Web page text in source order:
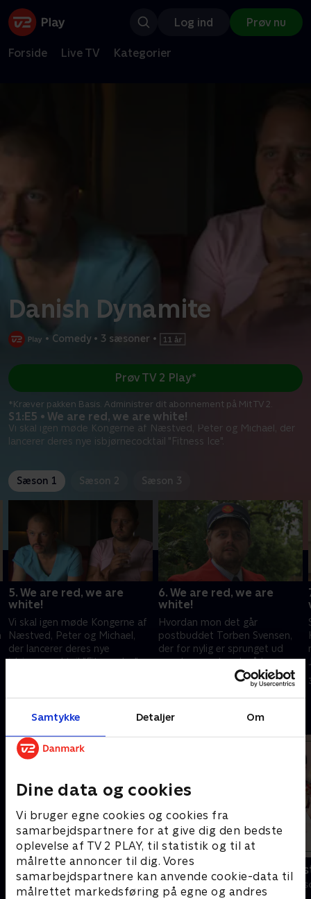
Samtykke Detaljer Om
Dine data og cookies
Vi bruger egne cookies og cookies fra
samarbejdspartnere for at give dig den bedste
oplevelse af TV 2 PLAY, til statistik og til at
målrette annoncer til dig. Vores
samarbejdspartnere kan anvende cookie-data til
målrettet markedsføring på egne og andres
Log ind Prøv nu
Forside Live TV Kategorier
Danish Dynamite
• Comedy • 3 sæsoner •
S1:E5 • We are red, we are white!
Vi skal igen møde Kongerne af Næstved, Peter og Michael, der
lancerer deres nye isbjørnecocktail "Fitness Ice".
Prøv TV 2 Play*
*Kræver pakken Basis. Administrer dit abonnement på Mit TV 2.
Sæson 1 Sæson 2 Sæson 3
5. We are red, we are
white!
Vi skal igen møde Kongerne af
Næstved, Peter og Michael,
der lancerer deres nye
isbjørnecocktail "Fitness Ice".
6. We are red, we are
white!
Hvordan mon det går
postbuddet Torben Svensen,
der for nylig er sprunget ud
som homoseksuel, på hans
"mande-date" på Hotel Hilton?.
24. marts 2012 • 25 min
Andre så også
Dybvaaaaad
Comedy • 10 sæsoner
Brødrene
Comedy • 2